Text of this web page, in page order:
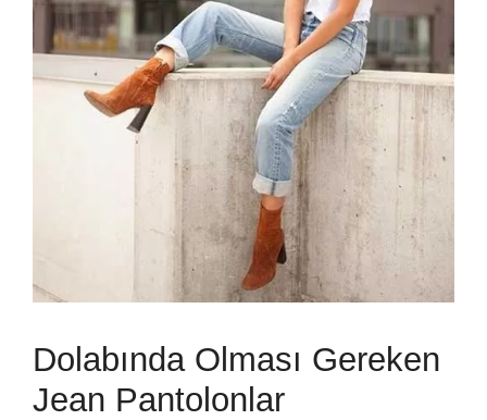
Dolabında Olması Gereken
Jean Pantolonlar